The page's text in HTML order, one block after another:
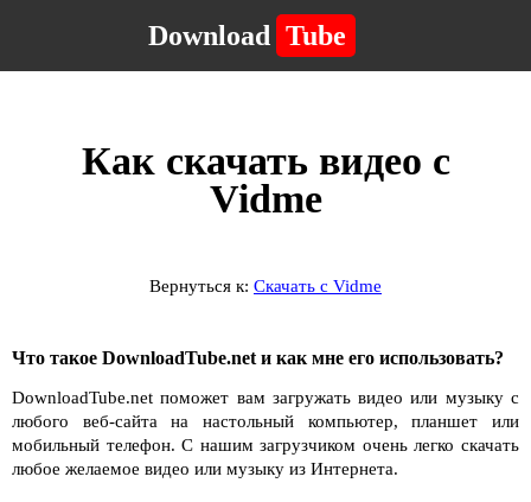
Download Tube
Как скачать видео с
Vidme
Вернуться к: Скачать с Vidme
Что такое DownloadTube.net и как мне его использовать?
DownloadTube.net поможет вам загружать видео или музыку с
любого веб-сайта на настольный компьютер, планшет или
мобильный телефон. С нашим загрузчиком очень легко скачать
любое желаемое видео или музыку из Интернета.